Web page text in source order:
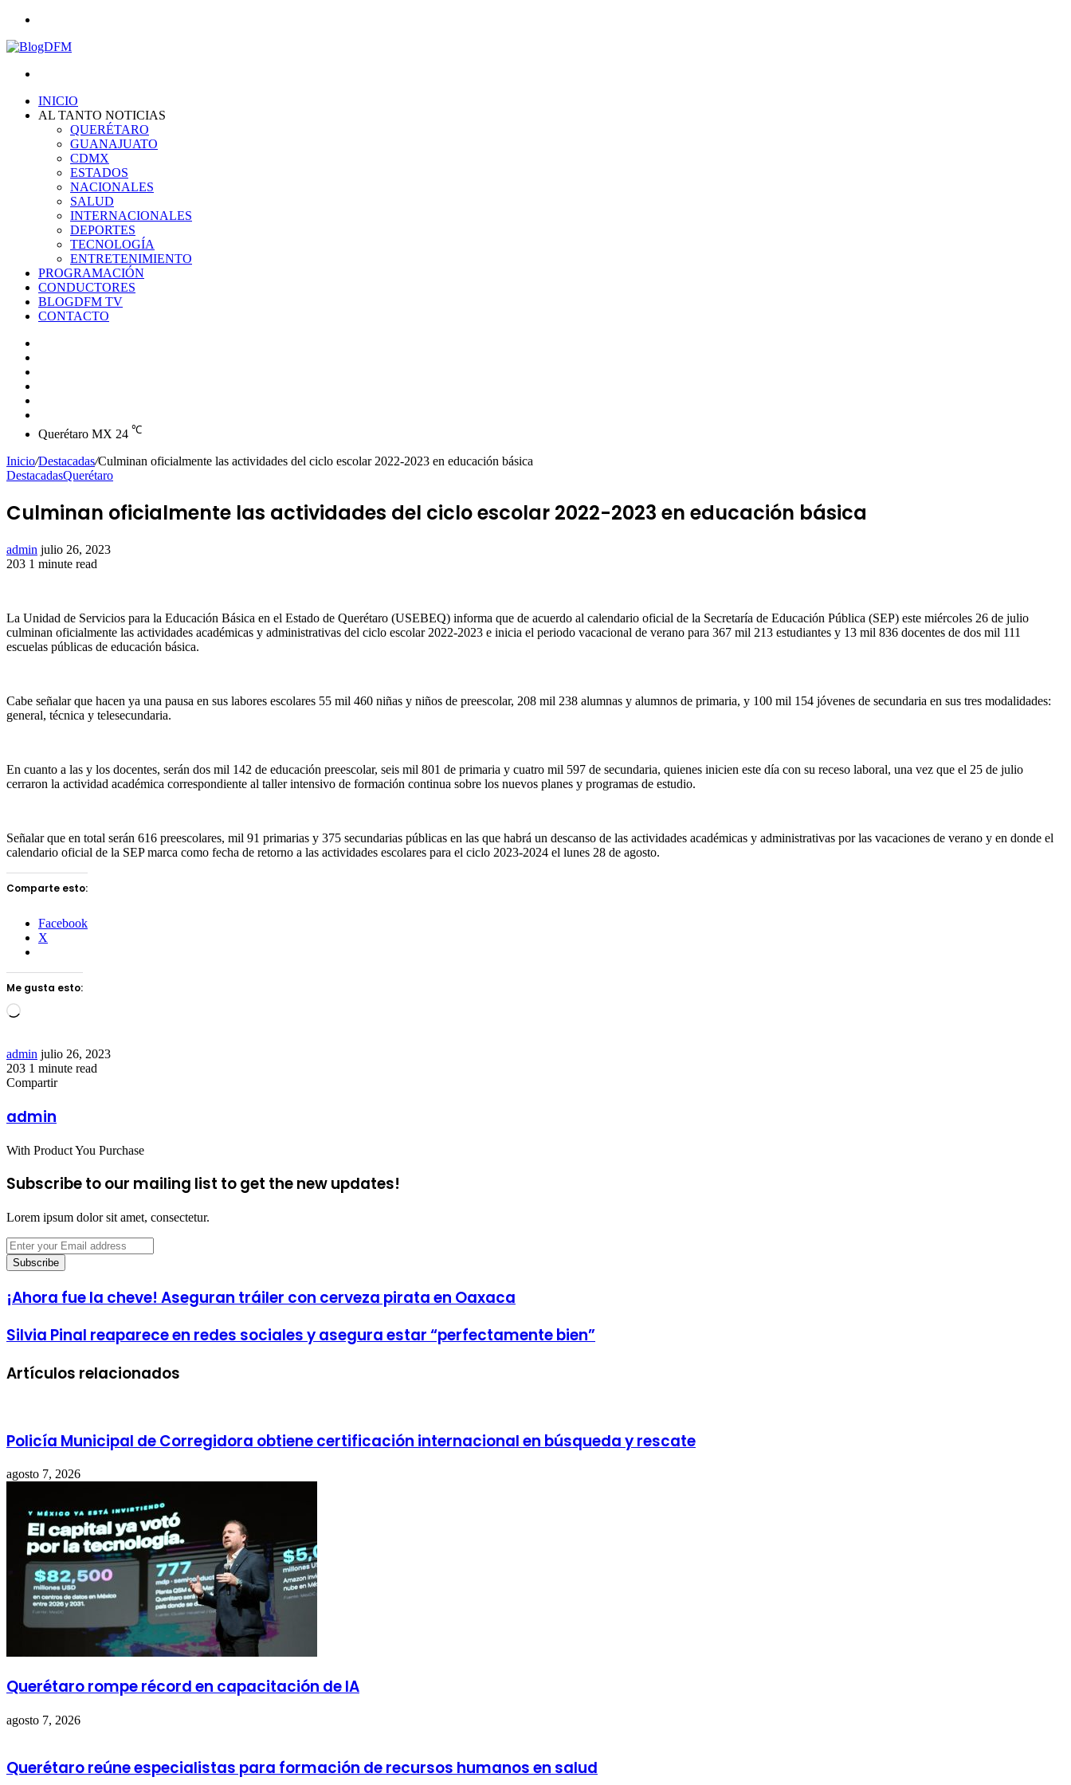
INICIO
AL TANTO NOTICIAS
QUERÉTARO
GUANAJUATO
CDMX
ESTADOS
NACIONALES
SALUD
INTERNACIONALES
DEPORTES
TECNOLOGÍA
ENTRETENIMIENTO
PROGRAMACIÓN
CONDUCTORES
BLOGDFM TV
CONTACTO
Querétaro MX 24 ℃
Inicio/Destacadas/Culminan oficialmente las actividades del ciclo escolar 2022-2023 en educación básica
DestacadasQuerétaro
Culminan oficialmente las actividades del ciclo escolar 2022-2023 en educación básica
admin Send
an
julio 26, 2023
203 1 minute read
La Unidad de Servicios para la Educación Básica en el Estado de Querétaro (USEBEQ) informa que de acuerdo al calendario oficial de la Secretaría de Educación Pública (SEP) este miércoles 26 de julio
culminan oficialmente las actividades académicas y administrativas del ciclo escolar 2022-2023 e inicia el periodo vacacional de verano para 367 mil 213 estudiantes y 13 mil 836 docentes de dos mil 111
escuelas públicas de educación básica.
Cabe señalar que hacen ya una pausa en sus labores escolares 55 mil 460 niñas y niños de preescolar, 208 mil 238 alumnas y alumnos de primaria, y 100 mil 154 jóvenes de secundaria en sus tres modalidades:
general, técnica y telesecundaria.
En cuanto a las y los docentes, serán dos mil 142 de educación preescolar, seis mil 801 de primaria y cuatro mil 597 de secundaria, quienes inicien este día con su receso laboral, una vez que el 25 de julio
cerraron la actividad académica correspondiente al taller intensivo de formación continua sobre los nuevos planes y programas de estudio.
Señalar que en total serán 616 preescolares, mil 91 primarias y 375 secundarias públicas en las que habrá un descanso de las actividades académicas y administrativas por las vacaciones de verano y en donde el
calendario oficial de la SEP marca como fecha de retorno a las actividades escolares para el ciclo 2023-2024 el lunes 28 de agosto.
Comparte esto:
Facebook
X
Me gusta esto:
Loading…
admin Send
an
email
julio 26, 2023
203 1 minute read
Facebook
Twitter
LinkedIn
Tumblr
Pinterest
Reddit
VKontakte
Odnoklassniki
Pocket
Compartir
via
Email
admin
With Product You Purchase
Subscribe to our mailing list to get the new updates!
Lorem ipsum dolor sit amet, consectetur.
Enter
your
Email
¡Ahora fue la cheve! Aseguran tráiler con cerveza pirata en Oaxaca
Silvia Pinal reaparece en redes sociales y asegura estar “perfectamente bien”
Artículos relacionados
Policía Municipal de Corregidora obtiene certificación internacional en búsqueda y rescate
agosto 7, 2026
Querétaro rompe récord en capacitación de IA
agosto 7, 2026
Querétaro reúne especialistas para formación de recursos humanos en salud